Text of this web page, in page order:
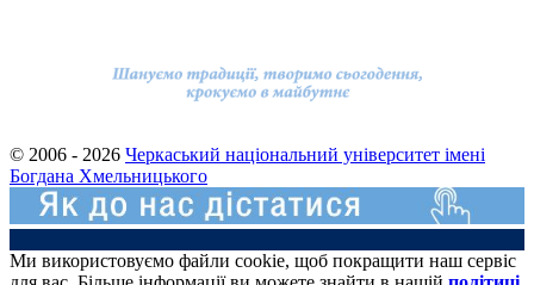
© 2006 - 2026 Черкаський національний університет імені
Богдана Хмельницького
Ми використовуємо файли cookie, щоб покращити наш сервіс